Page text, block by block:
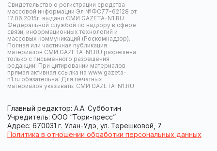
Свидетельство о регистрации средства
массовой информации Эл №ФС77-62128 от
17.06.2015г. выдано СМИ GAZETA-N1.RU
Федеральной службой по надзору в сфере
связи, информационных технологий и
массовых коммуникаций (Роскомнадзор).
Полная или частичная публикация
материалов СМИ GAZETA-N1.RU разрешена
только с письменного разрешения
редакции! При цитировании материалов
прямая активная ссылка на www.gazeta-
n1.ru обязательна. Для печатных
материалов указывать: СМИ GAZETA-N1.RU
Главный редактор: А.А. Субботин
Учредитель: ООО “Тори-пресс”
Адрес: 670031 г. Улан-Удэ, ул. Терешковой, 7
Политика в отношении обработки персональных данных